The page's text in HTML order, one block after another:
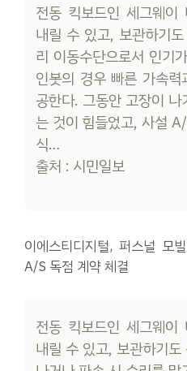
전동 킥보드인 세그웨
내릴 수 있고, 보관하기
리 이동수단으로서 인기
인봇의 경우 빠른 가속
공한다. 그동안 고장이
는 것이 힘들었고, 사설
식…
출처 : 시민일보
이에스티디지털, 퍼스널 모
A/S 독점 계약 체결
전동 킥보드인 세그웨
내릴 수 있고, 보관하기